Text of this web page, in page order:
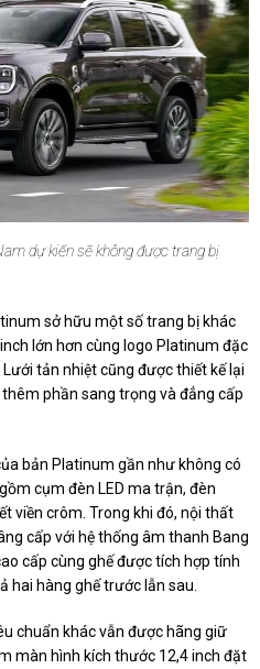
dự kiến sẽ không được trang bị
sở hữu một số trang bị khác
lớn hơn cùng logo Platinum đặc
tản nhiệt cũng được thiết kế lại
phần sang trọng và đẳng cấp
bản Platinum gần như không có
cụm đèn LED ma trận, đèn
viền crôm. Trong khi đó, nội thất
cấp với hệ thống âm thanh Bang
cấp cùng ghế được tích hợp tính
hai hàng ghế trước lẫn sau.
chuẩn khác vẫn được hãng giữ
màn hình kích thước 12,4 inch đặt